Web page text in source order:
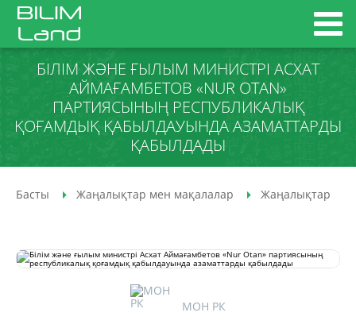
БІЛІМ ЖӘНЕ ҒЫЛЫМ МИНИСТРІ АСХАТ
АЙМАҒАМБЕТОВ «NUR OTAN»
ПАРТИЯСЫНЫҢ РЕСПУБЛИКАЛЫҚ
ҚОҒАМДЫҚ ҚАБЫЛДАУЫНДА АЗАМАТТАРДЫ
ҚАБЫЛДАДЫ
Басты Жаңалықтар мен мақалалар Жаңалықтар
МОН РК